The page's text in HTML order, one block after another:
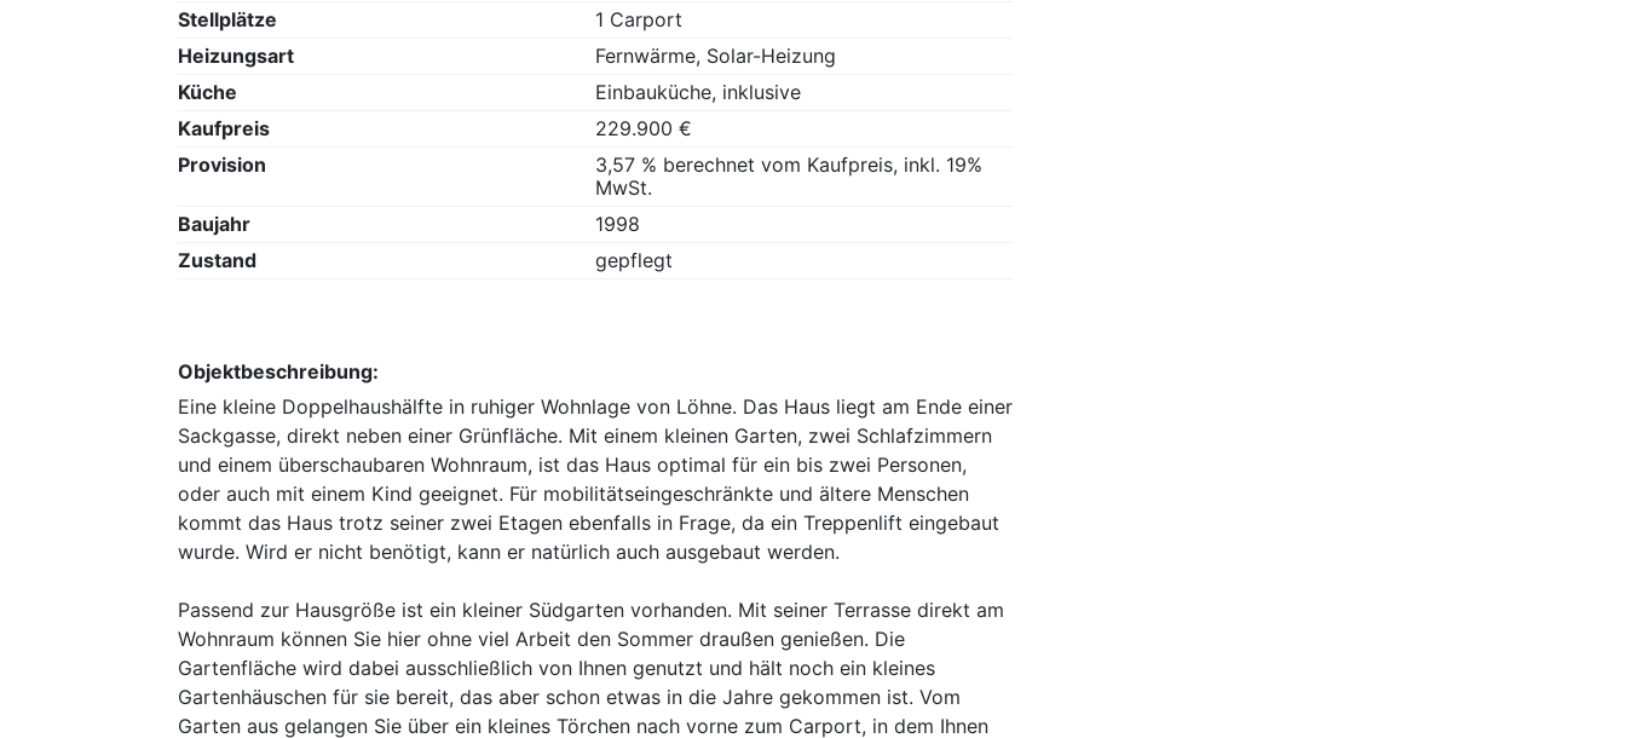
Stellplätze
1 Carport
Heizungsart
Fernwärme, Solar-Heizung
Küche
Einbauküche, inklusive
Kaufpreis
229.900 €
Provision
3,57 % berechnet vom Kaufpreis, inkl. 19%
MwSt.
Baujahr
1998
Zustand
gepflegt
Objektbeschreibung:
Eine kleine Doppelhaushälfte in ruhiger Wohnlage von Löhne. Das Haus liegt am Ende einer
Sackgasse, direkt neben einer Grünfläche. Mit einem kleinen Garten, zwei Schlafzimmern
und einem überschaubaren Wohnraum, ist das Haus optimal für ein bis zwei Personen,
oder auch mit einem Kind geeignet. Für mobilitätseingeschränkte und ältere Menschen
kommt das Haus trotz seiner zwei Etagen ebenfalls in Frage, da ein Treppenlift eingebaut
wurde. Wird er nicht benötigt, kann er natürlich auch ausgebaut werden.
Passend zur Hausgröße ist ein kleiner Südgarten vorhanden. Mit seiner Terrasse direkt am
Wohnraum können Sie hier ohne viel Arbeit den Sommer draußen genießen. Die
Gartenfläche wird dabei ausschließlich von Ihnen genutzt und hält noch ein kleines
Gartenhäuschen für sie bereit, das aber schon etwas in die Jahre gekommen ist. Vom
Garten aus gelangen Sie über ein kleines Törchen nach vorne zum Carport, in dem Ihnen